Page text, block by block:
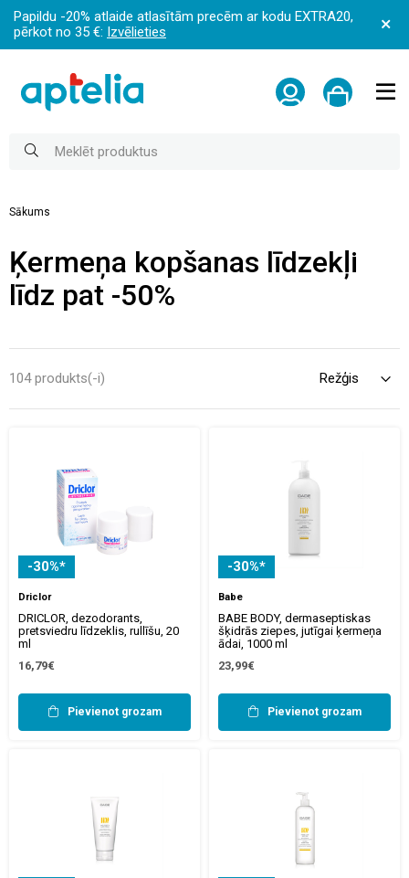
Papildu -20% atlaide atlasītām precēm ar kodu EXTRA20,
pērkot no 35 €: Izvēlieties
Sākums
Ķermeņa kopšanas līdzekļi
līdz pat -50%
104 produkts(-i)
-30%*
Driclor
DRICLOR, dezodorants,
pretsviedru līdzeklis, rullīšu, 20
ml
16,79€
Pievienot grozam
-30%*
Babe
BABE BODY, dermaseptiskas
šķidrās ziepes, jutīgai ķermeņa
ādai, 1000 ml
23,99€
Pievienot grozam